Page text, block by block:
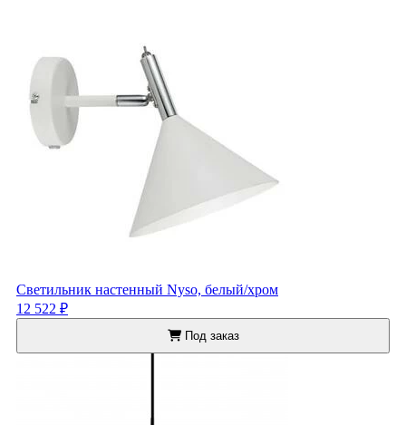
Светильник настенный Nyso, белый/хром
12 522 ₽
Под заказ